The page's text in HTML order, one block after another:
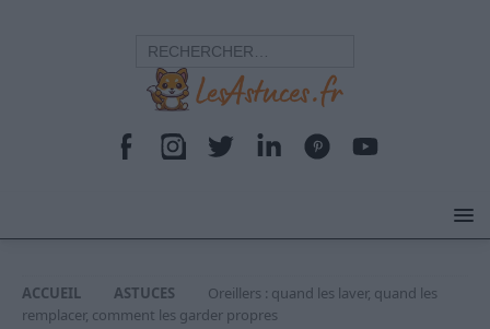
ACCUEIL ASTUCES
Oreillers : quand les laver, quand les
remplacer, comment les garder propres